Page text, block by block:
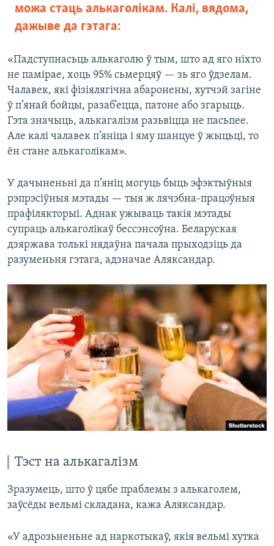
можа стаць алькаголікам. Калі, вядома,
дажыве да гэтага:
«Падступнасьць алькаголю ў тым, што ад яго ніхто
не памірае, хоць 95% сьмерцяў — зь яго ўдзелам.
Чалавек, які фізіялягічна абаронены, хутчэй загіне
ў п’янай бойцы, разаб’ецца, патоне або згарыць.
Гэта значыць, алькагалізм разьвіцца не пасьпее.
Але калі чалавек п’яніца і яму шанцуе ў жыцьці, то
ён стане алькаголікам».
У дачыненьні да п’яніц могуць быць эфэктыўныя
рэпрэсіўныя мэтады — тыя ж лячэбна-працоўныя
прафілякторыі. Аднак ужываць такія мэтады
супраць алькаголікаў бессэнсоўна. Беларуская
дзяржава толькі нядаўна пачала прыходзіць да
разуменьня гэтага, адзначае Аляксандар.
Тэст на алькагалізм
Зразумець, што ў цябе праблемы з алькаголем,
заўсёды вельмі складана, кажа Аляксандар.
«У адрозьненьне ад наркотыкаў, якія вельмі хутка